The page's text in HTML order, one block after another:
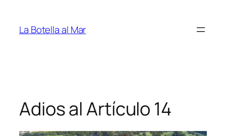
contenido
La Botella al Mar
Adios al Artículo 14